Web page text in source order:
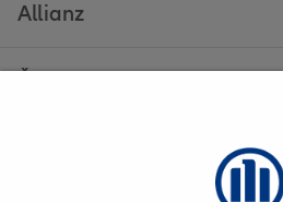
Allianz
Allianz - Mária